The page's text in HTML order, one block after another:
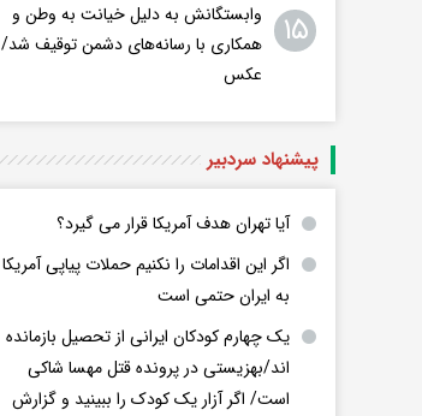
۱۵
وابستگانش به دلیل خیانت به وطن و
همکاری با رسانه‌های دشمن توقیف شد/
عکس
پیشنهاد سردبیر
آیا تهران هدف آمریکا قرار می گیرد؟
اگر این اقدامات را نکنیم حملات پیاپی آمریکا
به ایران حتمی است
یک چهارم کودکان ایرانی از تحصیل بازمانده
اند/بهزیستی در پرونده قتل مهسا شاکی
است/ اگر آزار یک کودک را ببینید و گزارش